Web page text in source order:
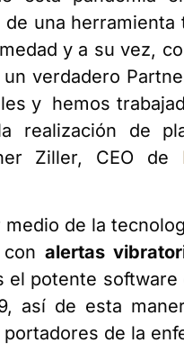
una
y a su vez,
verdadero
y hemos
de
Ziller, CEO de
de la
alertas
el potente
así de esta
de la